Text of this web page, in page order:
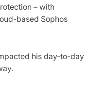
– with
based Sophos
his day-to-day